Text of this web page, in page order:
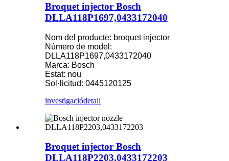
Broquet injector Bosch
DLLA118P1697,0433172040
Nom del producte: broquet injector
Número de model:
DLLA118P1697,0433172040
Marca: Bosch
Estat: nou
Sol·licitud: 0445120125
investigaciódetall
Broquet injector Bosch
DLLA118P2203,0433172203